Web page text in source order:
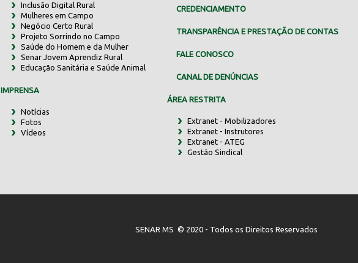
Inclusão Digital Rural
Mulheres em Campo
Negócio Certo Rural
Projeto Sorrindo no Campo
Saúde do Homem e da Mulher
Senar Jovem Aprendiz Rural
Educação Sanitária e Saúde Animal
IMPRENSA
Notícias
Fotos
Vídeos
CREDENCIAMENTO
TRANSPARÊNCIA E PRESTAÇÃO DE CONTAS
FALE CONOSCO
CANAL DE DENÚNCIAS
ÁREA RESTRITA
Extranet - Mobilizadores
Extranet - Instrutores
Extranet - ATEG
Gestão Sindical
SENAR MS © 2020 - Todos os Direitos Reservados